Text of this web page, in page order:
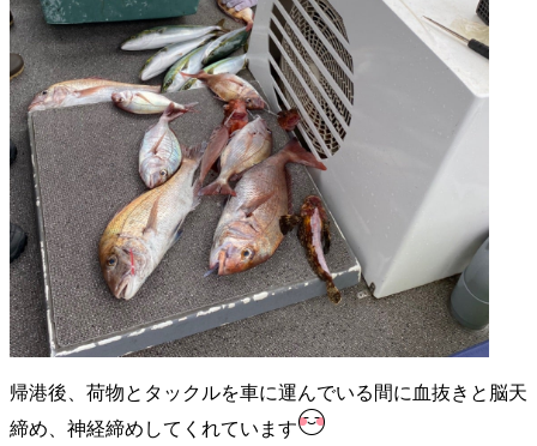
帰港後、荷物とタックルを車に運んでいる間に血抜きと脳天
締め、神経締めしてくれています